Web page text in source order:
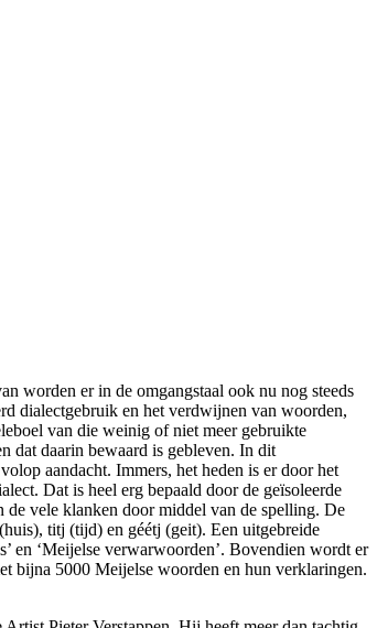
worden er in de omgangstaal ook nu nog steeds
dialectgebruik en het verdwijnen van woorden,
van die weinig of niet meer gebruikte
dat daarin bewaard is gebleven. In dit
aandacht. Immers, het heden is er door het
Dat is heel erg bepaald door de geïsoleerde
de vele klanken door middel van de spelling. De
titj (tijd) en géétj (geit). Een uitgebreide
en ‘Meijelse verwarwoorden’. Bovendien wordt er
bijna 5000 Meijelse woorden en hun verklaringen.